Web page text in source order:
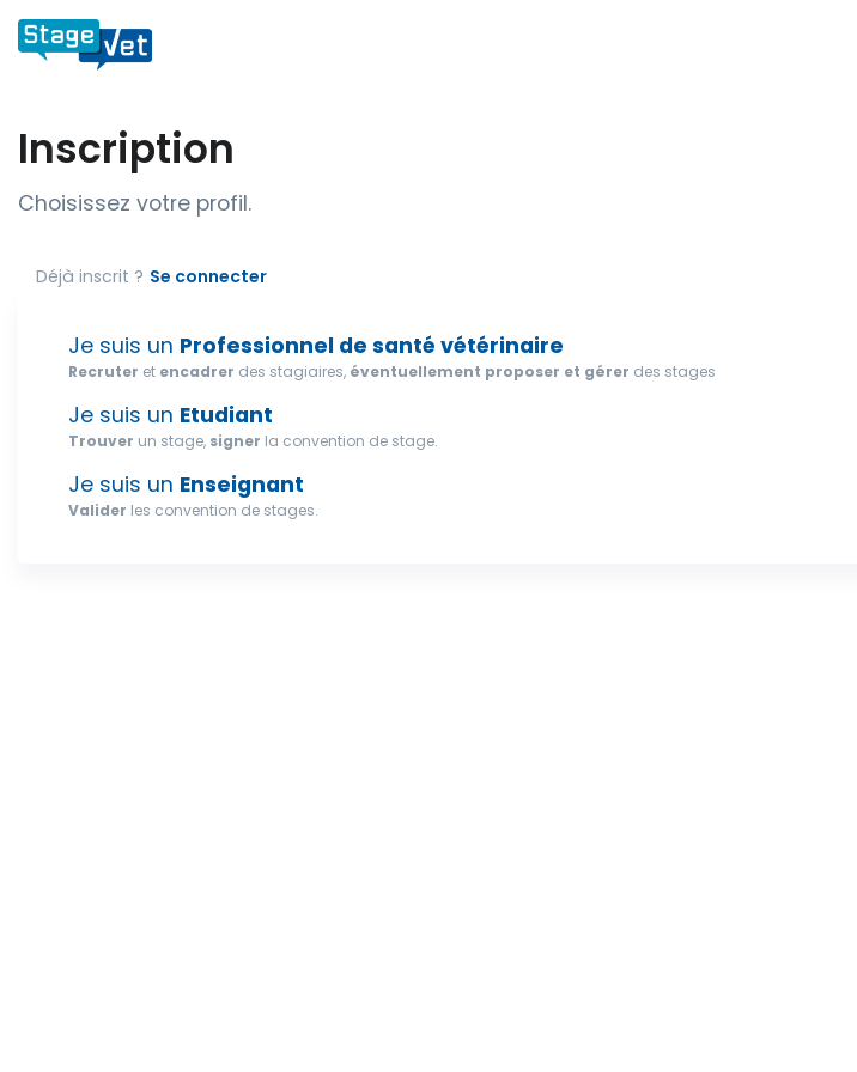
Inscription
Choisissez votre profil.
Déjà inscrit ? Se connecter
Je suis un Professionnel de santé vétérinaire
Recruter et encadrer des stagiaires, éventuellement proposer et gérer des stages
Je suis un Etudiant
Trouver un stage, signer la convention de stage.
Je suis un Enseignant
Valider les convention de stages.